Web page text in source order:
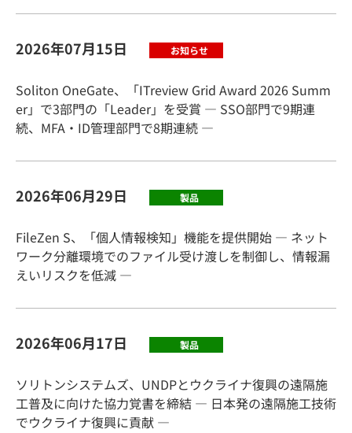
2026年07月15日 お知らせ
Soliton OneGate、「ITreview Grid Award 2026 Summ
er」で3部門の「Leader」を受賞 ― SSO部門で9期連
続、MFA・ID管理部門で8期連続 ―
2026年06月29日 製品
FileZen S、「個人情報検知」機能を提供開始 ― ネット
ワーク分離環境でのファイル受け渡しを制御し、情報漏
えいリスクを低減 ―
2026年06月17日 製品
ソリトンシステムズ、UNDPとウクライナ復興の遠隔施
工普及に向けた協力覚書を締結 ― 日本発の遠隔施工技術
でウクライナ復興に貢献 ―